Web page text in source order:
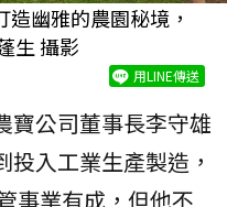
幽雅的農園秘境，
生 攝影
用LINE傳送
寶公司董事長李守雄
入工業生產製造，
事業有成，但他不